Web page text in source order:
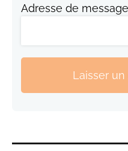
Adresse de
Laisser